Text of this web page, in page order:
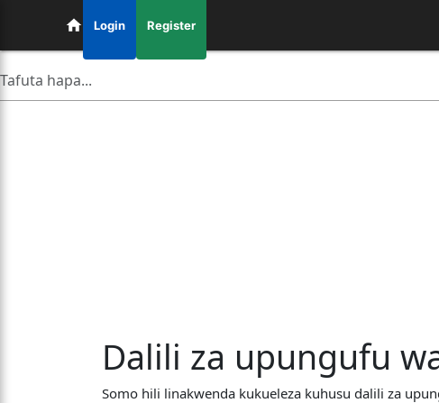
Login Register
Dalili za upungufu
Somo hili linakwenda kukueleza kuhusu dalili za